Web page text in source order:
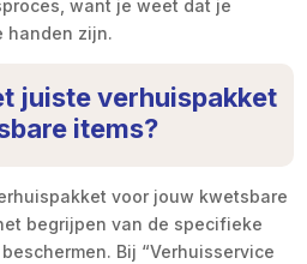
want je weet dat je
handen zijn.
juiste verhuispakket
items?
voor jouw kwetsbare
begrijpen van de specifieke
Bij “Verhuisservice